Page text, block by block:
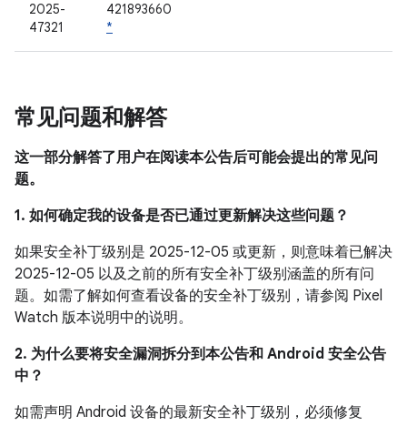
2025-
47321
421893660
*
常见问题和解答
这一部分解答了用户在阅读本公告后可能会提出的常见问
题。
1. 如何确定我的设备是否已通过更新解决这些问题？
如果安全补丁级别是 2025-12-05 或更新，则意味着已解决
2025-12-05 以及之前的所有安全补丁级别涵盖的所有问
题。如需了解如何查看设备的安全补丁级别，请参阅 Pixel
Watch 版本说明中的说明。
2. 为什么要将安全漏洞拆分到本公告和 Android 安全公告
中？
如需声明 Android 设备的最新安全补丁级别，必须修复